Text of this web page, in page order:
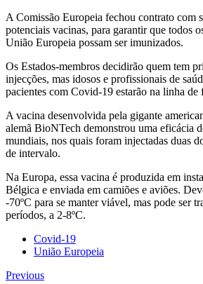
A Comissão Europeia fechou contrato com
potenciais vacinas, para garantir que todos
União Europeia possam ser imunizados.
Os Estados-membros decidirão quem tem
injecções, mas idosos e profissionais de
pacientes com Covid-19 estarão na linha de
A vacina desenvolvida pela gigante
alemã BioNTech demonstrou uma eficácia
mundiais, nos quais foram injectadas duas
de intervalo.
Na Europa, essa vacina é produzida em
Bélgica e enviada em camiões e aviões.
-70ºC para se manter viável, mas pode ser
períodos, a 2-8ºC.
Covid-19
União Europeia
Previous